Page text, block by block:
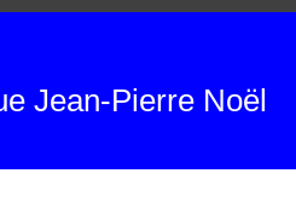
Jean-Pierre Noël